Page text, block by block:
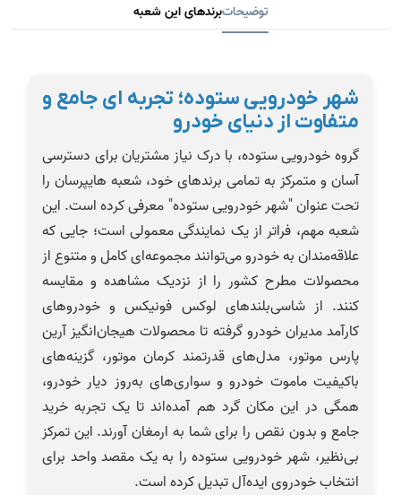
توضیحاتبرندهای این شعبه
شهر خودرویی ستوده؛ تجربه ای جامع و
متفاوت از دنیای خودرو
گروه خودرویی ستوده، با درک نیاز مشتریان برای دسترسی
آسان و متمرکز به تمامی برندهای خود، شعبه هایپرسان را
تحت عنوان "شهر خودرویی ستوده" معرفی کرده است. این
شعبه مهم، فراتر از یک نمایندگی معمولی است؛ جایی که
علاقه‌مندان به خودرو می‌توانند مجموعه‌ای کامل و متنوع از
محصولات مطرح کشور را از نزدیک مشاهده و مقایسه
کنند. از شاسی‌بلندهای لوکس فونیکس و خودروهای
کارآمد مدیران خودرو گرفته تا محصولات هیجان‌انگیز آرین
پارس موتور، مدل‌های قدرتمند کرمان موتور، گزینه‌های
باکیفیت ماموت خودرو و سواری‌های به‌روز دیار خودرو،
همگی در این مکان گرد هم آمده‌اند تا یک تجربه خرید
جامع و بدون نقص را برای شما به ارمغان آورند. این تمرکز
بی‌نظیر، شهر خودرویی ستوده را به یک مقصد واحد برای
انتخاب خودروی ایده‌آل تبدیل کرده است.